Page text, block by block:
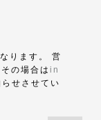
ります。 営
の場合はin
せさせてい